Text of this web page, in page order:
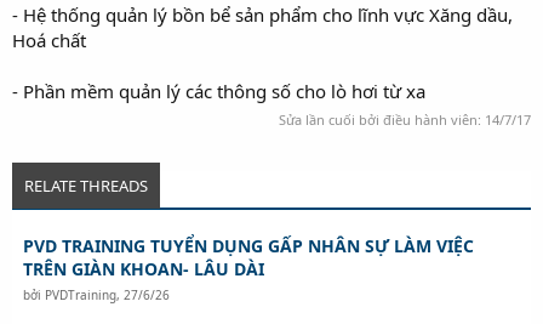
- Hệ thống quản lý bồn bể sản phẩm cho lĩnh vực Xăng dầu,
Hoá chất
- Phần mềm quản lý các thông số cho lò hơi từ xa
Sửa lần cuối bởi điều hành viên: 14/7/17
RELATE THREADS
PVD TRAINING TUYỂN DỤNG GẤP NHÂN SỰ LÀM VIỆC
TRÊN GIÀN KHOAN- LÂU DÀI
bởi PVDTraining, 27/6/26